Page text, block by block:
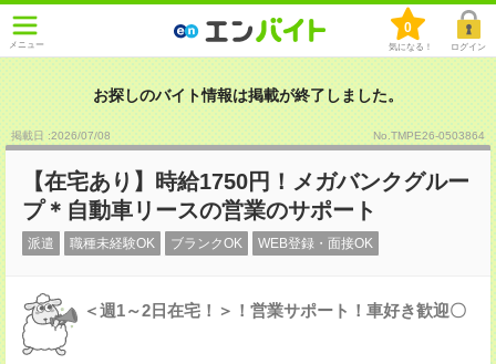
メニュー
0
気になる！ ログイン
お探しのバイト情報は掲載が終了しました。
掲載日 :2026/07/08 No.TMPE26-0503864
【在宅あり】時給1750円！メガバンクグルー
プ＊自動車リースの営業のサポート
派遣 職種未経験OK ブランクOK WEB登録・面接OK
＜週1～2日在宅！＞！営業サポート！車好き歓迎〇